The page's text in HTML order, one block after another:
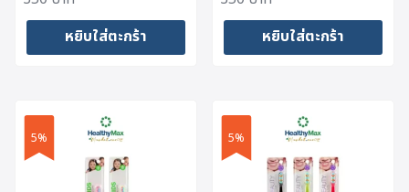
price
price
หยิบใส่ตะกร้า
price
price
หยิบใส่ตะกร้า
5% 5%